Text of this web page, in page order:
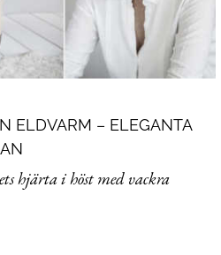
ELDVARM – ELEGANTA
hjärta i höst med vackra